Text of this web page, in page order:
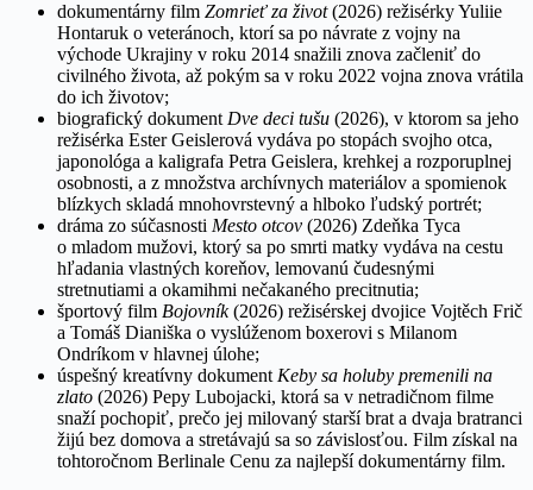
dokumentárny film Zomrieť za život(2026) režisérky Yuliie
Hontaruk o veteránoch, ktorí sa po návrate z vojny na
východe Ukrajiny v roku 2014 snažili znova začleniť do
civilného života, až pokým sa v roku 2022 vojna znova vrátila
do ich životov;
biografický dokument Dve deci tušu (2026), v ktorom sa jeho
režisérka Ester Geislerová vydáva po stopách svojho otca,
japonológa a kaligrafa Petra Geislera, krehkej a rozporuplnej
osobnosti, a z množstva archívnych materiálov a spomienok
blízkych skladá mnohovrstevný a hlboko ľudský portrét;
dráma zo súčasnosti Mesto otcov (2026) Zdeňka Tyca
o mladom mužovi, ktorý sa po smrti matky vydáva na cestu
hľadania vlastných koreňov, lemovanú čudesnými
stretnutiami a okamihmi nečakaného precitnutia;
športový film Bojovník(2026) režisérskej dvojice Vojtěch Frič
a Tomáš Dianiška o vyslúženom boxerovi s Milanom
Ondríkom v hlavnej úlohe;
úspešný kreatívny dokument Keby sa holuby premenili na
zlato (2026) Pepy Lubojacki, ktorá sa v netradičnom filme
snaží pochopiť, prečo jej milovaný starší brat a dvaja bratranci
žijú bez domova a stretávajú sa so závislosťou. Film získal na
tohtoročnom Berlinale Cenu za najlepší dokumentárny film.